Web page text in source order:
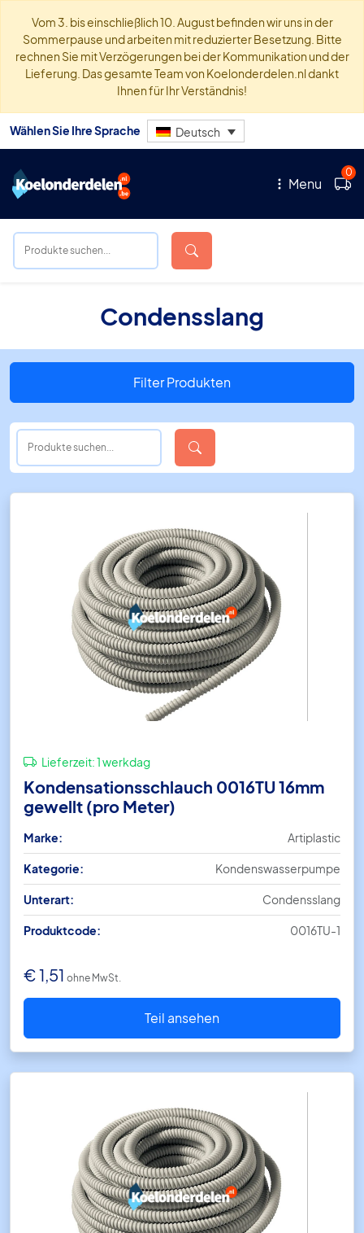
Vom 3. bis einschließlich 10. August befinden wir uns in der
Sommerpause und arbeiten mit reduzierter Besetzung. Bitte
rechnen Sie mit Verzögerungen bei der Kommunikation und der
Lieferung. Das gesamte Team von Koelonderdelen.nl dankt
Ihnen für Ihr Verständnis!
Wählen Sie Ihre Sprache Deutsch
Menu
0
Condensslang
Filter Produkten
Lieferzeit:1 werkdag
Kondensationsschlauch 0016TU 16mm
gewellt (pro Meter)
Marke: Artiplastic
Kategorie: Kondenswasserpumpe
Unterart: Condensslang
Produktcode: 0016TU-1
€1,51 ohne MwSt.
Teil ansehen